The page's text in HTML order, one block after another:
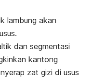
lambung akan
dan segmentasi
kantong
zat gizi di usus